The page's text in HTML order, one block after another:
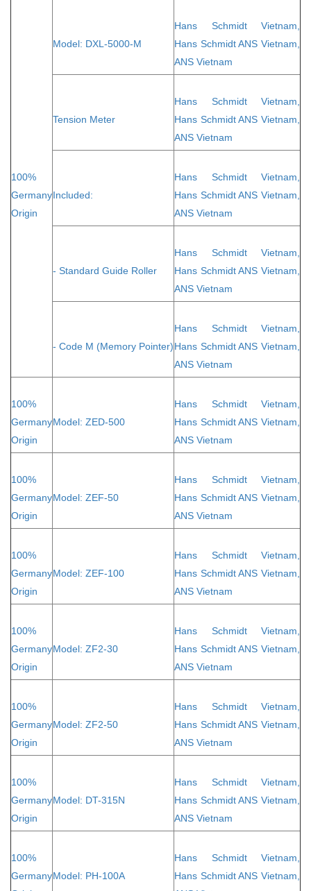
100%
Germany
Origin
Model: DXL-5000-M
Hans Schmidt Vietnam,
Hans Schmidt ANS Vietnam,
ANS Vietnam
Tension Meter
Hans Schmidt Vietnam,
Hans Schmidt ANS Vietnam,
ANS Vietnam
Included:
Hans Schmidt Vietnam,
Hans Schmidt ANS Vietnam,
ANS Vietnam
- Standard Guide Roller
Hans Schmidt Vietnam,
Hans Schmidt ANS Vietnam,
ANS Vietnam
- Code M (Memory Pointer)
Hans Schmidt Vietnam,
Hans Schmidt ANS Vietnam,
ANS Vietnam
100%
Germany
Origin
Model: ZED-500
Hans Schmidt Vietnam,
Hans Schmidt ANS Vietnam,
ANS Vietnam
100%
Germany
Origin
Model: ZEF-50
Hans Schmidt Vietnam,
Hans Schmidt ANS Vietnam,
ANS Vietnam
100%
Germany
Origin
Model: ZEF-100
Hans Schmidt Vietnam,
Hans Schmidt ANS Vietnam,
ANS Vietnam
100%
Germany
Origin
Model: ZF2-30
Hans Schmidt Vietnam,
Hans Schmidt ANS Vietnam,
ANS Vietnam
100%
Germany
Origin
Model: ZF2-50
Hans Schmidt Vietnam,
Hans Schmidt ANS Vietnam,
ANS Vietnam
100%
Germany
Origin
Model: DT-315N
Hans Schmidt Vietnam,
Hans Schmidt ANS Vietnam,
ANS Vietnam
100%
GermanyModel: PH-100A
Hans Schmidt Vietnam,
Hans Schmidt ANS Vietnam,